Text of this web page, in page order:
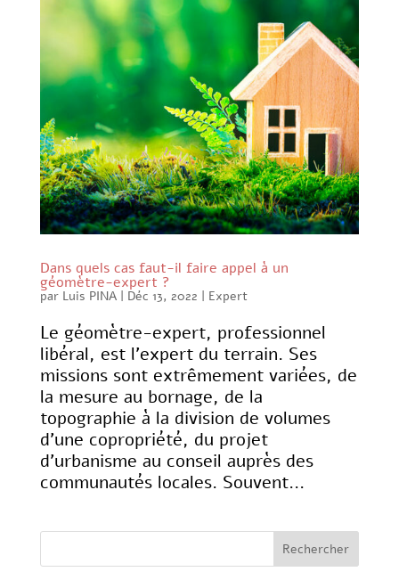
Dans quels cas faut-il faire appel à un
géomètre-expert ?
par Luis PINA| Déc 13, 2022 Expert
Le géomètre-expert, professionnel
libéral, est l’expert du terrain. Ses
missions sont extrêmement variées, de
la mesure au bornage, de la
topographie à la division de volumes
d’une copropriété, du projet
d’urbanisme au conseil auprès des
communautés locales. Souvent...
Rechercher